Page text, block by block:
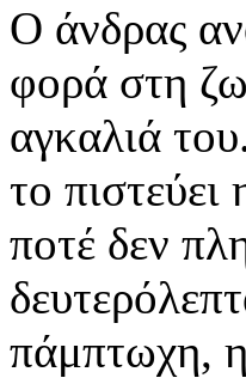
Ο άνδρας
φορά στη
αγκαλιά
το
ποτέ δεν
πάμπτωχη,